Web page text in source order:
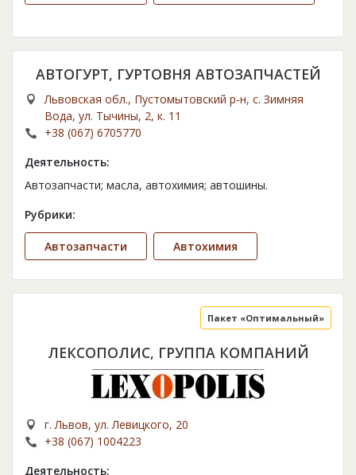
АВТОГУРТ, ГУРТОВНЯ АВТОЗАПЧАСТЕЙ
Львовская обл., Пустомытовский р-н, с. Зимняя
Вода, ул. Тычины, 2, к. 11
+38 (067) 6705770
Деятельность:
Автозапчасти; масла, автохимия; автошины.
Рубрики:
Автозапчасти Автохимия
ЛЕКСОПОЛИС, ГРУППА КОМПАНИЙ
Пакет «Оптимальный»
г. Львов, ул. Левицкого, 20
+38 (067) 1004223
Деятельность: